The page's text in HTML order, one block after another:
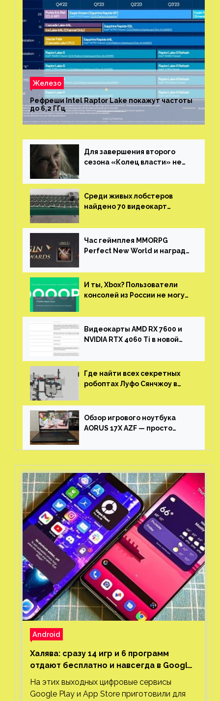
Железо
Рефреши Intel Raptor Lake покажут частоты
до 6,2 ГГц
Для завершения второго
сезона «Колец власти» не
Среди живых лобстеров
найдено 70 видеокарт
китайской таможни
Час геймплея MMORPG
Perfect New World и награды
И ты, Xbox? Пользователи
консолей из России не могут
Видеокарты AMD RX 7600 и
NVIDIA RTX 4060 Ti в новой
Где найти всех секретных
робоптах Луфо Сянчжоу в
Обзор игрового ноутбука
AORUS 17X AZF — просто
Android
Халява: сразу 14 игр и 6 программ
отдают бесплатно и навсегда в Google
Play и App Store. Есть проект с 1 млн
загрузок
На этих выходных цифровые сервисы
Google Play и App Store приготовили для